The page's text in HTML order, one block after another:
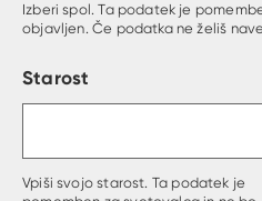
Izberi spol. Ta podatek je
objavljen. Če podatka ne želiš
Starost
Vpiši svojo starost. Ta podatek je